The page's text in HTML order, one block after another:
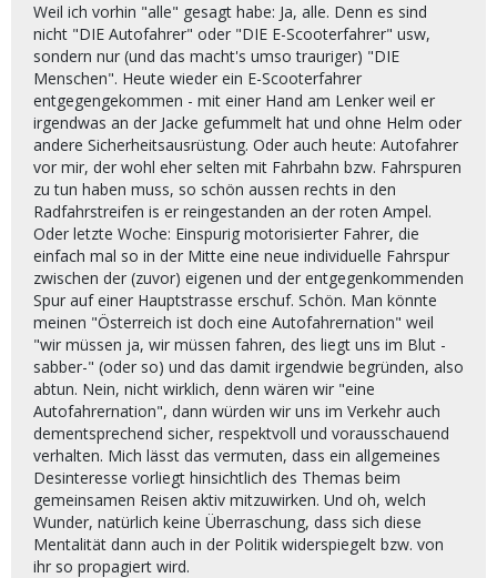
Weil ich vorhin "alle" gesagt habe: Ja, alle. Denn es sind
nicht "DIE Autofahrer" oder "DIE E-Scooterfahrer" usw,
sondern nur (und das macht's umso trauriger) "DIE
Menschen". Heute wieder ein E-Scooterfahrer
entgegengekommen - mit einer Hand am Lenker weil er
irgendwas an der Jacke gefummelt hat und ohne Helm oder
andere Sicherheitsausrüstung. Oder auch heute: Autofahrer
vor mir, der wohl eher selten mit Fahrbahn bzw. Fahrspuren
zu tun haben muss, so schön aussen rechts in den
Radfahrstreifen is er reingestanden an der roten Ampel.
Oder letzte Woche: Einspurig motorisierter Fahrer, die
einfach mal so in der Mitte eine neue individuelle Fahrspur
zwischen der (zuvor) eigenen und der entgegenkommenden
Spur auf einer Hauptstrasse erschuf. Schön. Man könnte
meinen "Österreich ist doch eine Autofahrernation" weil
"wir müssen ja, wir müssen fahren, des liegt uns im Blut -
sabber-" (oder so) und das damit irgendwie begründen, also
abtun. Nein, nicht wirklich, denn wären wir "eine
Autofahrernation", dann würden wir uns im Verkehr auch
dementsprechend sicher, respektvoll und vorausschauend
verhalten. Mich lässt das vermuten, dass ein allgemeines
Desinteresse vorliegt hinsichtlich des Themas beim
gemeinsamen Reisen aktiv mitzuwirken. Und oh, welch
Wunder, natürlich keine Überraschung, dass sich diese
Mentalität dann auch in der Politik widerspiegelt bzw. von
ihr so propagiert wird.